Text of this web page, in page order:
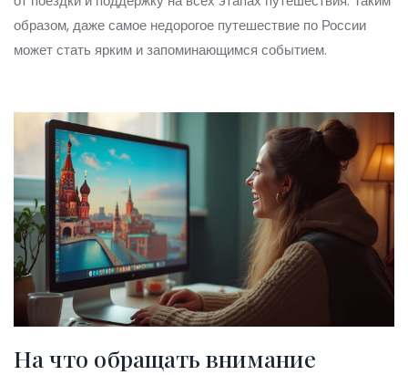
образом, даже самое недорогое путешествие по России
может стать ярким и запоминающимся событием.
На что обращать внимание